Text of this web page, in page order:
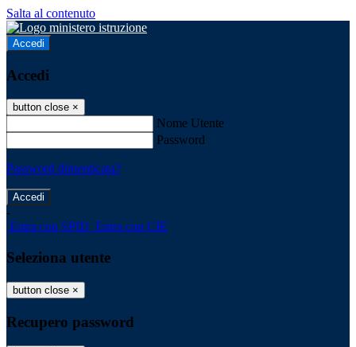
Salta al contenuto
Accedi
Accedi
button close ×
Nome Utente
Password
Password dimenticata?
-
Entra con SPID Entra con CIE
Seleziona utente
button close ×
Recupero password